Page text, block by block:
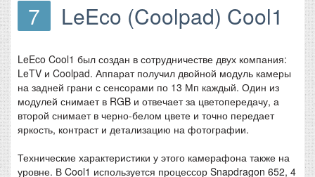
7 LeEco (Coolpad) Cool1
LeEco Cool1 был создан в сотрудничестве двух компания:
LeTV и Coolpad. Аппарат получил двойной модуль камеры
на задней грани с сенсорами по 13 Мп каждый. Один из
модулей снимает в RGB и отвечает за цветопередачу, а
второй снимает в черно-белом цвете и точно передает
яркость, контраст и детализацию на фотографии.
Технические характеристики у этого камерафона также на
уровне. В Cool1 используется процессор Snapdragon 652, 4